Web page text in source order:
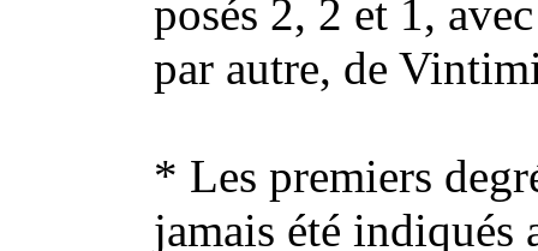
posés 2, 2 et 1,
par autre, de
* Les premiers
jamais été indiqués